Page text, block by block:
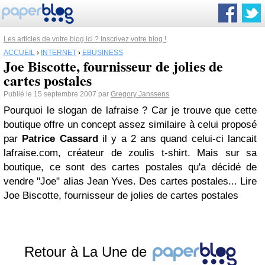
Les articles de votre blog ici ? Inscrivez votre blog !
ACCUEIL › INTERNET › EBUSINESS
Joe Biscotte, fournisseur de jolies de
cartes postales
Publié le 15 septembre 2007 par Gregory Janssens
Pourquoi le slogan de lafraise ? Car je trouve que cette
boutique offre un concept assez similaire à celui proposé
par Patrice Cassardil y a 2 ans quand celui-ci lancait
lafraise.com, créateur de zoulis t-shirt. Mais sur sa
boutique, ce sont des cartes postales qu'a décidé de
vendre "Joe" alias Jean Yves. Des cartes postales... Lire
Joe Biscotte, fournisseur de jolies de cartes postales
Retour à La Une de